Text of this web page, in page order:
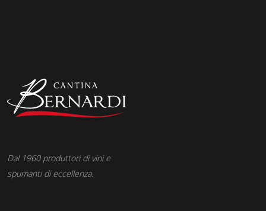
Dal 1960 produttori di vini e
spumanti di eccellenza.